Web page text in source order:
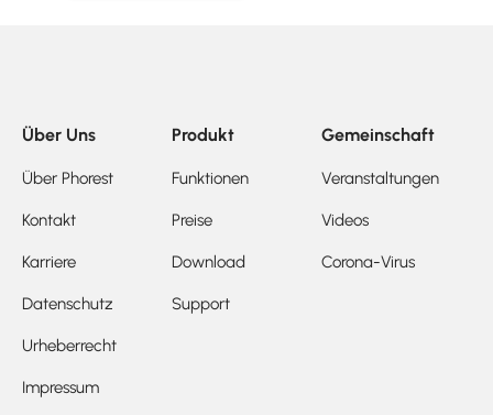
Über Uns
Über Phorest
Kontakt
Karriere
Datenschutz
Urheberrecht
Impressum
Produkt
Funktionen
Preise
Download
Support
Gemeinschaft
Veranstaltungen
Videos
Corona-Virus